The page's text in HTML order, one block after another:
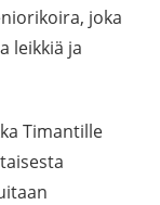
joka
leikkiä ja
Timantille